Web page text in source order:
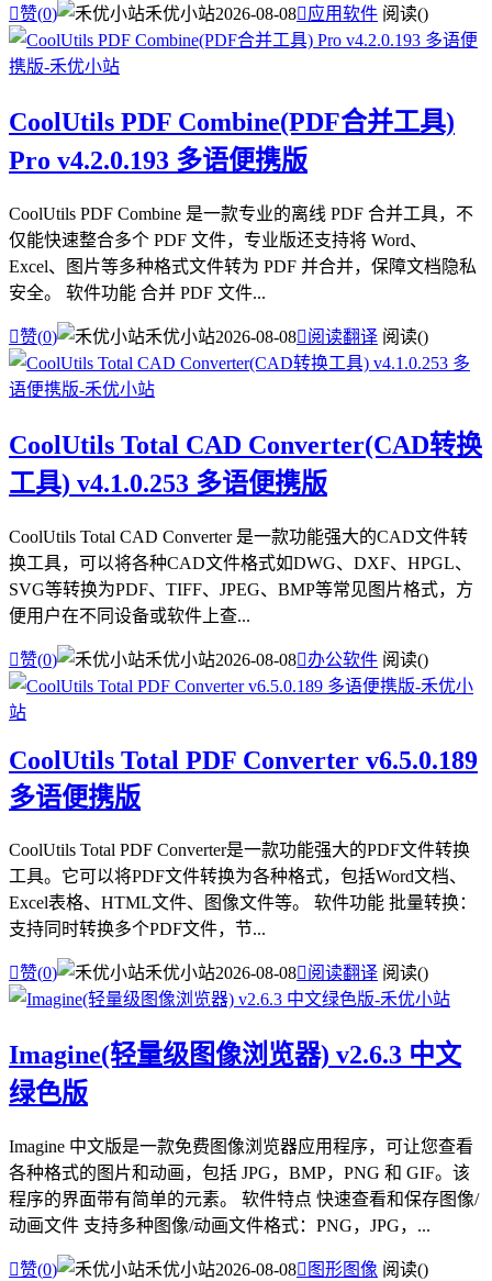
赞(0) 禾优小站2026-08-08应用软件 阅读()
CoolUtils PDF Combine(PDF合并工具)
Pro v4.2.0.193 多语便携版
CoolUtils PDF Combine 是一款专业的离线 PDF 合并工具，不
仅能快速整合多个 PDF 文件，专业版还支持将 Word、
Excel、图片等多种格式文件转为 PDF 并合并，保障文档隐私
安全。 软件功能 合并 PDF 文件...
赞(0) 禾优小站2026-08-08阅读翻译 阅读()
CoolUtils Total CAD Converter(CAD转换
工具) v4.1.0.253 多语便携版
CoolUtils Total CAD Converter 是一款功能强大的CAD文件转
换工具，可以将各种CAD文件格式如DWG、DXF、HPGL、
SVG等转换为PDF、TIFF、JPEG、BMP等常见图片格式，方
便用户在不同设备或软件上查...
赞(0) 禾优小站2026-08-08办公软件 阅读()
CoolUtils Total PDF Converter v6.5.0.189
多语便携版
CoolUtils Total PDF Converter是一款功能强大的PDF文件转换
工具。它可以将PDF文件转换为各种格式，包括Word文档、
Excel表格、HTML文件、图像文件等。 软件功能 批量转换：
支持同时转换多个PDF文件，节...
赞(0) 禾优小站2026-08-08阅读翻译 阅读()
Imagine(轻量级图像浏览器) v2.6.3 中文
绿色版
Imagine 中文版是一款免费图像浏览器应用程序，可让您查看
各种格式的图片和动画，包括 JPG，BMP，PNG 和 GIF。该
程序的界面带有简单的元素。 软件特点 快速查看和保存图像/
动画文件 支持多种图像/动画文件格式：PNG，JPG，...
赞(0) 禾优小站2026-08-08 图形图像 阅读()